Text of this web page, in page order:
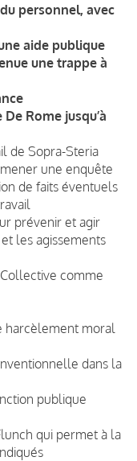
personnel, avec
aide publique
une trappe à
Rome jusqu’à
de Sopra-Steria
une enquête
de faits éventuels
prévenir et agir
les agissements
comme
harcèlement moral
dans la
publique
qui permet à la